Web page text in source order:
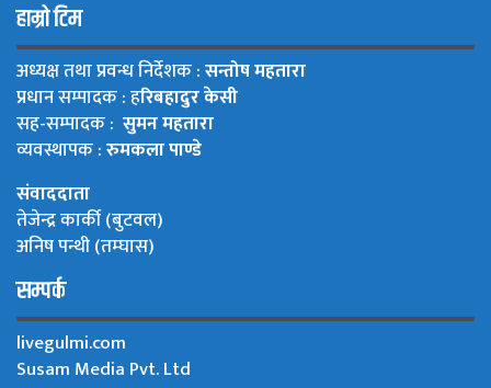
हाम्रो टिम
अध्यक्ष तथा प्रवन्ध निर्देशक :सन्तोष महतारा
प्रधान सम्पादक : हरिबहादुर केसी
सह-सम्पादक : सुमन महतारा
व्यवस्थापक :रुमकला पाण्डे
संवाददाता
तेजेन्द्र कार्की (बुटवल)
अनिष पन्थी (तम्घास)
सम्पर्क
livegulmi.com
Susam Media Pvt. Ltd